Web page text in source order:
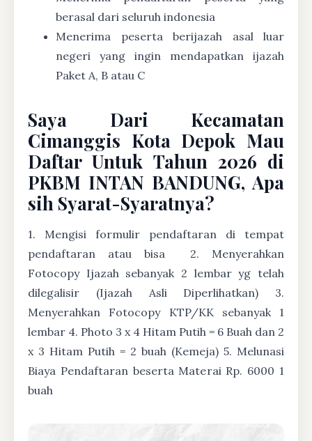
berasal dari seluruh indonesia
Menerima peserta berijazah asal luar
negeri yang ingin mendapatkan ijazah
Paket A, B atau C
Saya Dari Kecamatan
Cimanggis Kota Depok Mau
Daftar Untuk Tahun 2026 di
PKBM INTAN BANDUNG, Apa
sih Syarat-Syaratnya?
1. Mengisi formulir pendaftaran di tempat
pendaftaran atau bisa
2. Menyerahkan
Fotocopy Ijazah sebanyak 2 lembar yg telah
dilegalisir (Ijazah Asli Diperlihatkan) 3.
Menyerahkan Fotocopy KTP/KK sebanyak 1
lembar 4. Photo 3 x 4 Hitam Putih = 6 Buah dan 2
x 3 Hitam Putih = 2 buah (Kemeja) 5. Melunasi
Biaya Pendaftaran beserta Materai Rp. 6000 1
buah